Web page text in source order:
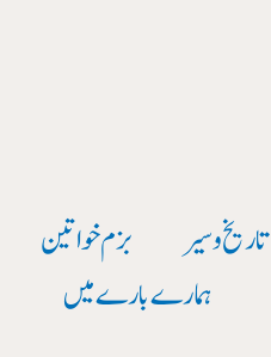
تاریخ وسیر بزم خواتین
ہمارے بارے میں